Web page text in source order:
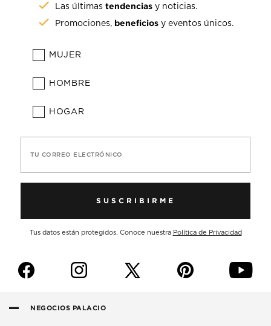
Las últimastendencias y noticias.
Promociones, beneficios y eventos únicos.
MUJER
HOMBRE
HOGAR
TU CORREO ELECTRÓNICO
SUSCRIBIRME
Tus datos están protegidos. Conoce nuestra Política de Privacidad
f i p y
NEGOCIOS PALACIO